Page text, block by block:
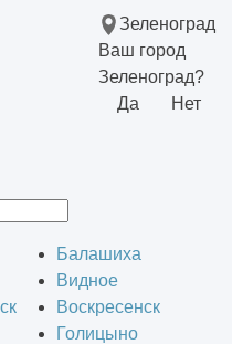
Зеленоград
Ваш город
Зеленоград?
Да
Нет
Балашиха
Видное
Воскресенск
Голицыно